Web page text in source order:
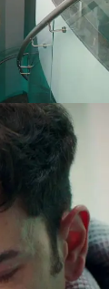
en el
con
al
con
de
Leyla lo
entre
ti"
, le dice
podría
con